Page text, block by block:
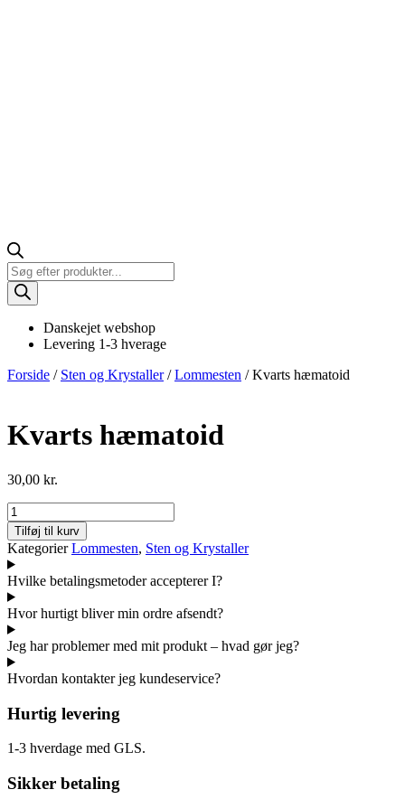
Products
search
Danskejet webshop
Levering 1-3 hverage
Forside / Sten og Krystaller/Lommesten / Kvarts hæmatoid
Kvarts hæmatoid
30,00 kr.
Kvarts
hæmatoid
antal
Tilføj til kurv
Kategorier Lommesten, Sten og Krystaller
Hvilke betalingsmetoder accepterer I?
Hvor hurtigt bliver min ordre afsendt?
Jeg har problemer med mit produkt – hvad gør jeg?
Hvordan kontakter jeg kundeservice?
Hurtig levering
1-3 hverdage med GLS.
Sikker betaling